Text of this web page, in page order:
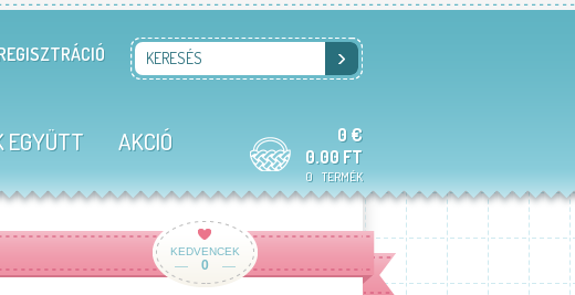
0 €
0.00 FT
0 TERMÉK
EGYÜTT AKCIÓ
KERESÉS
KEDVENCEK
0